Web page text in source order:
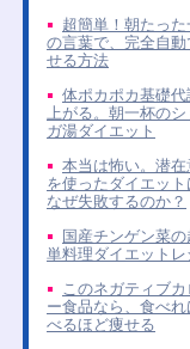
超簡単！朝たった
の言葉で、完全自動
せる方法
体ポカポカ基礎代
上がる。朝一杯のシ
ガ湯ダイエット
本当は怖い。潜在
を使ったダイエット
なぜ失敗するのか？
国産チンゲン菜の
単料理ダイエットレ
このネガティブカ
ー食品なら、食べれ
べるほど痩せる